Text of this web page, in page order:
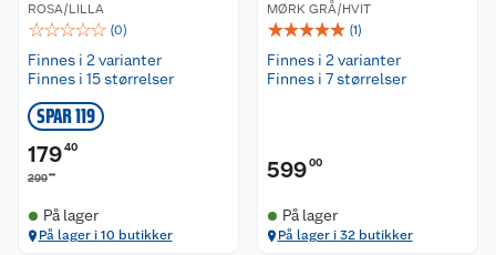
ROSA/LILLA
☆☆☆☆☆ (0)
Finnes i 2 varianter
Finnes i 15 størrelser
SPAR 119
17940
29900
På lager
På lager i 10 butikker
MØRK GRÅ/HVIT
☆☆☆☆☆ (1)
Finnes i 2 varianter
Finnes i 7 størrelser
59900
På lager
På lager i 32 butikker